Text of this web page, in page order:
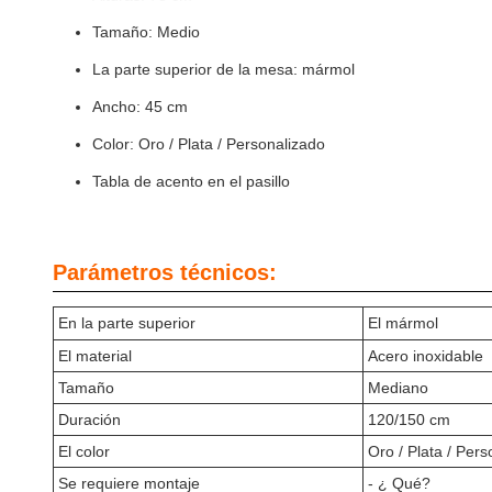
Tamaño: Medio
La parte superior de la mesa: mármol
Ancho: 45 cm
Color: Oro / Plata / Personalizado
Tabla de acento en el pasillo
Parámetros técnicos:
En la parte superior
El mármol
El material
Acero inoxidable
Tamaño
Mediano
Duración
120/150 cm
El color
Oro / Plata /
Se requiere montaje
- ¿ Qué?